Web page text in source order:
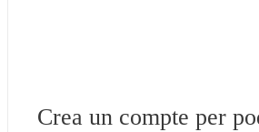
Crea un compte per